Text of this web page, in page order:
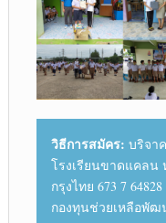
วิธีการสมัคร: บริจา
โรงเรียนขาดแคลน
กรุงไทย 673 7
กองทุนช่วยเหลือพั